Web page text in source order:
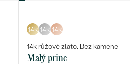
14k 14k 14k
14k růžové zlato, Bez kamene
Malý princ